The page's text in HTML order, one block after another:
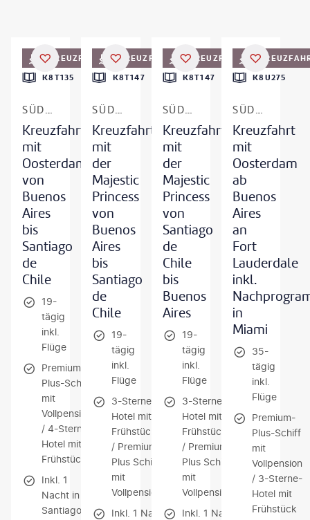
DEAL KREUZFAHRT
K8T135
SÜDAMERIKA
Kreuzfahrt
mit
Oosterdam
von
Buenos
Aires
bis
Santiago
de
Chile
19-
tägig
inkl.
Flüge
Premium-
Plus-Schiff
mit
Vollpension
/ 4-Sterne-
Hotel mit
Frühstück
Inkl. 1
Nacht in
Santiago
DEAL KREUZFAHRT
K8T147
SÜDAMERIKA
Kreuzfahrt
mit
der
Majestic
Princess
von
Buenos
Aires
bis
Santiago
de
Chile
19-
tägig
inkl.
Flüge
3-Sterne-
Hotel mit
Frühstück
/ Premium-
Plus Schiff
mit
Vollpension
Inkl. 1 Nacht in
DEAL KREUZFAHRT
K8T147
SÜDAMERIKA
Kreuzfahrt
mit
der
Majestic
Princess
von
Santiago
de
Chile
bis
Buenos
Aires
19-
tägig
inkl.
Flüge
3-Sterne-
Hotel mit
Frühstück
/ Premium-
Plus Schiff
mit
Vollpension
Inkl. 1 Nacht in
K8U275
SÜDAMERIKA, PANAMAKANAL & USA
Kreuzfahrt
mit
Oosterdam
ab
Buenos
Aires
an
Fort
Lauderdale
inkl.
in
Miami
35-
tägig
inkl.
Flüge
Premium-
Plus-Schiff
mit
Vollpension
/ 3-Sterne-
Hotel mit
Frühstück